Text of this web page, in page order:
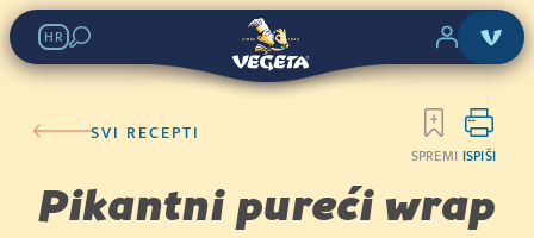
HR
SVI RECEPTI
SPREMI ISPIŠI
Pikantni pureći wrap
Potraži u trgovinama:
KATEGORIJA 2
Kupi sada